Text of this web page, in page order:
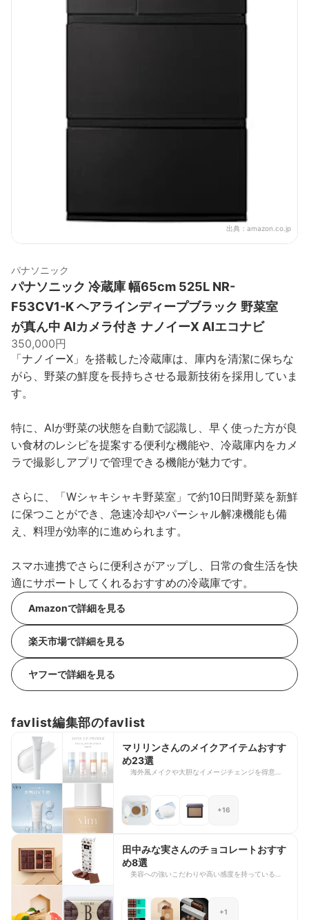
出典： amazon.co.jp
パナソニック
パナソニック 冷蔵庫 幅65cm 525L NR-
F53CV1-K ヘアラインディープブラック 野菜室
が真ん中 AIカメラ付き ナノイーX AIエコナビ
350,000円
「ナノイーX」を搭載した冷蔵庫は、庫内を清潔に保ちな
がら、野菜の鮮度を長持ちさせる最新技術を採用していま
す。
特に、AIが野菜の状態を自動で認識し、早く使った方が良
い食材のレシピを提案する便利な機能や、冷蔵庫内をカメ
ラで撮影しアプリで管理できる機能が魅力です。
さらに、「Wシャキシャキ野菜室」で約10日間野菜を新鮮
に保つことができ、急速冷却やパーシャル解凍機能も備
え、料理が効率的に進められます。
スマホ連携でさらに便利さがアップし、日常の食生活を快
適にサポートしてくれるおすすめの冷蔵庫です。
Amazonで詳細を見る
楽天市場で詳細を見る
ヤフーで詳細を見る
favlist編集部のfavlist
マリリンさんのメイクアイテムおすす
め23選
海外風メイクや大胆なイメージチェンジを得意と
加えながら、目元や顔立ちを引き立てるメイクテク
ニックを発信していて、その仕上がりはぜひ参考に
したいですよね。 今回は、マリリンさんが愛用し
がプロデュースしているブランド「vim」のアイテ
ムをはじめ、普段のメイクに取り入れられるベース
メイクから特別な日の華やかな仕上がりまで演出し
てくれるアイシャドウなど多数ラインナップしまし
いね。
+16
田中みな実さんのチョコレートおすす
め8選
美容への強いこだわりや高い感度を持っていること
ートやショコラは毎回大きな注目を集めています。
今回は、田中みな実さんが指原莉乃さんのYouTube
+1